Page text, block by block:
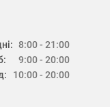
8:00 - 21:00
9:00 - 20:00
10:00 - 20:00